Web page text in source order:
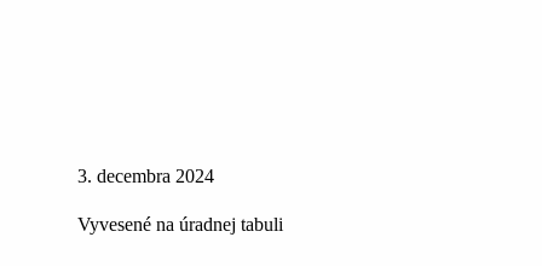
3. decembra 2024
Vyvesené na úradnej tabuli